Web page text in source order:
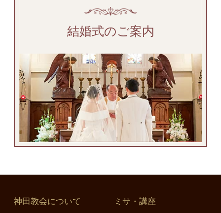
結婚式のご案内
神田教会について ミサ・講座